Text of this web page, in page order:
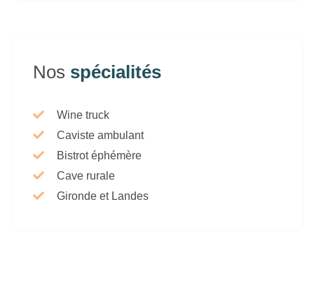
Nos spécialités
Wine truck
Caviste ambulant
Bistrot éphémère
Cave rurale
Gironde et Landes